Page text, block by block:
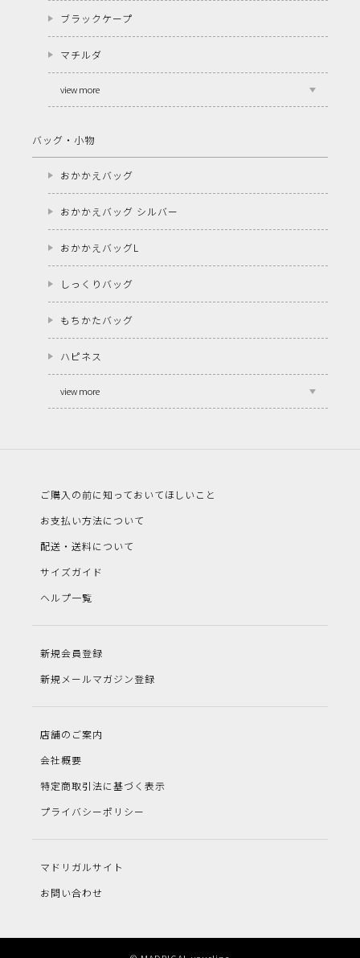
ブラックケープ
マチルダ
view more
バッグ・小物
おかかえバッグ
おかかえバッグ シルバー
おかかえバッグL
しっくりバッグ
もちかたバッグ
ハピネス
view more
ご購入の前に知っておいてほしいこと
お支払い方法について
配送・送料について
サイズガイド
ヘルプ一覧
新規会員登録
新規メールマガジン登録
店舗のご案内
会社概要
特定商取引法に基づく表示
プライバシーポリシー
マドリガルサイト
お問い合わせ